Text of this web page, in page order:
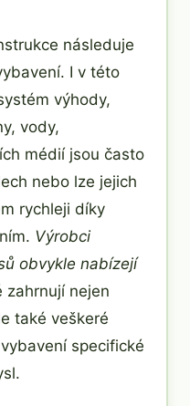
následuje
I v této
výhody,
vody,
médií jsou často
nebo lze jejich
rychleji díky
Výrobci
obvykle nabízejí
zahrnují nejen
také veškeré
specifické